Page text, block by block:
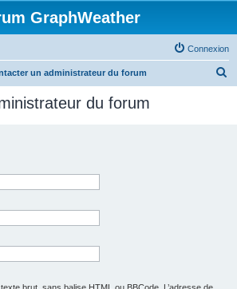
GraphWeather
Connexion
un administrateur du forum
du forum